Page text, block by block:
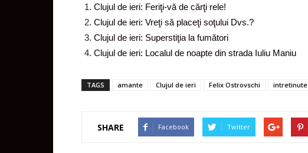
Clujul de ieri: Feriţi-vă de cărţi rele!
Clujul de ieri: Vreţi să placeţi soţului Dvs.?
Clujul de ieri: Superstiţia la fumători
Clujul de ieri: Localul de noapte din strada Iuliu Maniu
TAGS amante Clujul de ieri Felix Ostrovschi intretinute
SHARE Facebook Twitter